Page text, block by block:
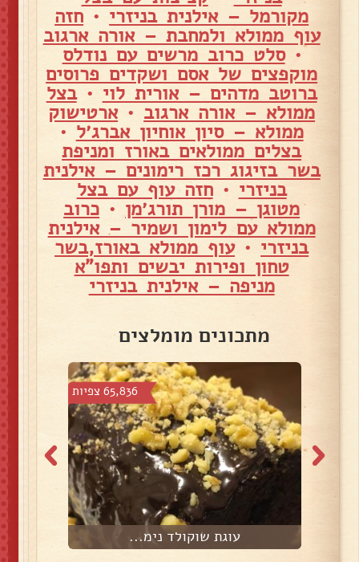
מקורמל – אילנית בניזרי • חזה
עוף ממולא ולמחבת – אורה ארגוב
•סלט כרוב מרשים עם נודלס
מוקפצים של אסם ושקדים פרוסים
ברוטב מדהים – אורית לוי •בצל
ממולא – אורה ארגוב •ארטישוק
ממולא – סיון אוחיון אברג׳ל •
בצלים ממולאים באורז ומניפת
בשר בזיגוג רכז רימונים – אילנית
בניזרי •חזה עוף עם בצל
מטוגן – מורן תורג׳מן • כרוב
ממולא עם לימון ושמיר – אילנית
בניזרי •עוף ממולא באורז,בשר
טחון ופירות יבשים ותפו"א
מניפה – אילנית בניזרי
מתכונים מומלצים
65,836 צפיות
עוגת שוקולד נימ...